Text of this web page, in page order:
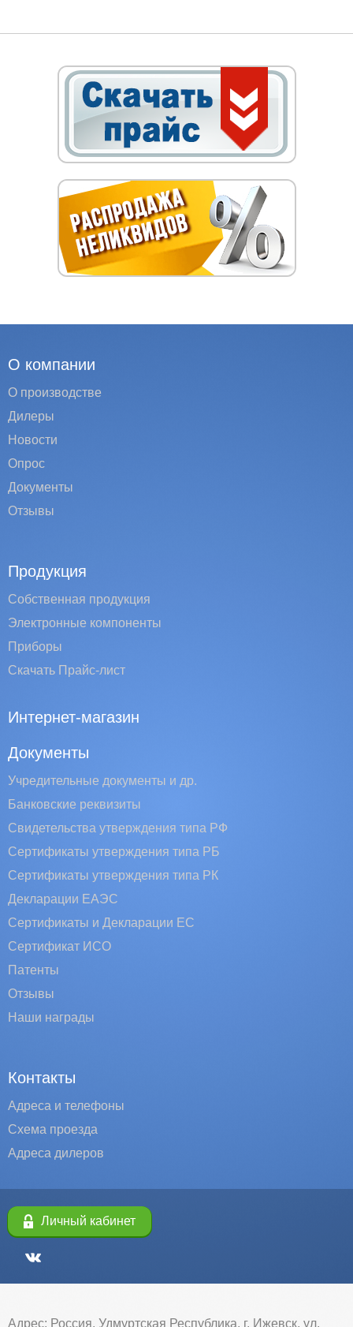
О компании
О производстве
Дилеры
Новости
Опрос
Документы
Отзывы
Продукция
Собственная продукция
Электронные компоненты
Приборы
Скачать Прайс-лист
Интернет-магазин
Документы
Учредительные документы и др.
Банковские реквизиты
Свидетельства утверждения типа РФ
Сертификаты утверждения типа РБ
Сертификаты утверждения типа РК
Декларации ЕАЭС
Сертификаты и Декларации EC
Сертификат ИСО
Патенты
Отзывы
Наши награды
Контакты
Адреса и телефоны
Схема проезда
Адреса дилеров
Личный кабинет
Адрес: Россия, Удмуртская Республика, г. Ижевск, ул.